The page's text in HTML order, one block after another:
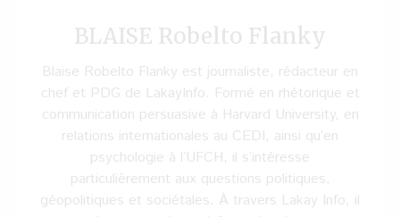
BLAISE Robelto Flanky
Blaise Robelto Flanky est journaliste, rédacteur en
chef et PDG de LakayInfo. Formé en rhétorique et
communication persuasive à Harvard University, en
relations internationales au CEDI, ainsi qu’en
psychologie à l’UFCH, il s’intéresse
particulièrement aux questions politiques,
géopolitiques et sociétales. À travers Lakay Info, il